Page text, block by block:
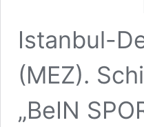
Istanbul-
(MEZ).
„BeIN